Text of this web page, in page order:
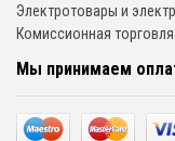
Электротовары и
Комиссионная торговля
Мы принимаем